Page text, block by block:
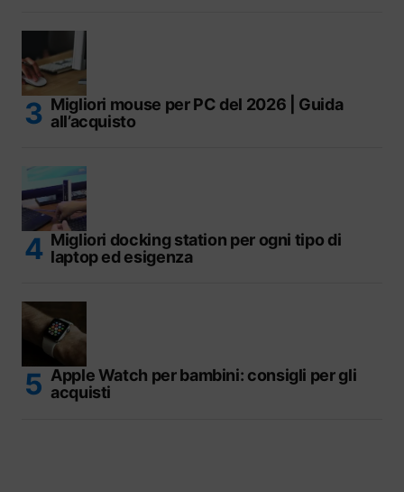
Migliori mouse per PC del 2026 | Guida
all’acquisto
Migliori docking station per ogni tipo di
laptop ed esigenza
Apple Watch per bambini: consigli per gli
acquisti